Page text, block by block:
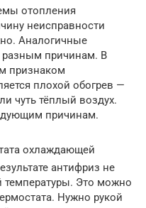
отопления
неисправности
Аналогичные
причинам. В
признаком
плохой обогрев —
чуть тёплый воздух.
причинам.
охлаждающей
антифриз не
температуры. Это можно
Нужно рукой